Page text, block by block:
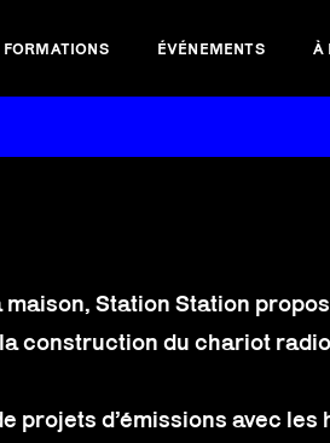
FORMATIONS ÉVÉNEMENTS À
Station Station
construction du chariot
d’émissions avec